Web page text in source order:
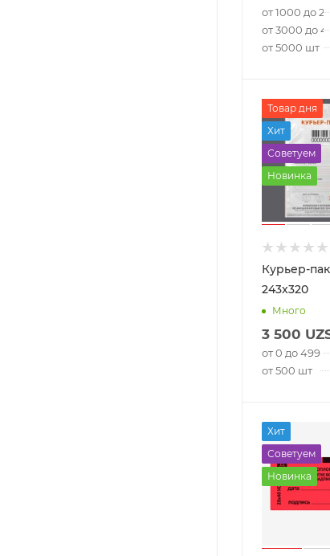
от 1000 до
от 3000 до
от 5000 шт
Товар дня
Хит
Советуем
Новинка
Курьер-
243x320
Много
3 500
от 0 до 499 шт
от 500 шт
Хит
Советуем
Новинка